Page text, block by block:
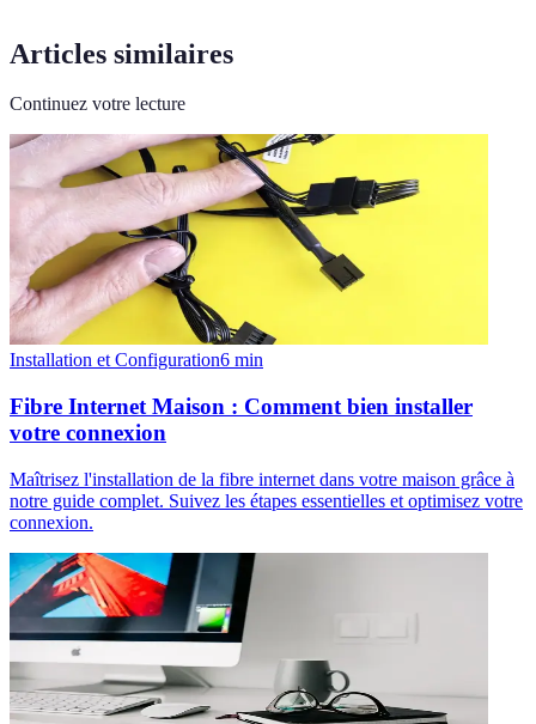
Articles similaires
Continuez votre lecture
Installation et Configuration6 min
Fibre Internet Maison : Comment bien installer
votre connexion
Maîtrisez l'installation de la fibre internet dans votre maison grâce à
notre guide complet. Suivez les étapes essentielles et optimisez votre
connexion.